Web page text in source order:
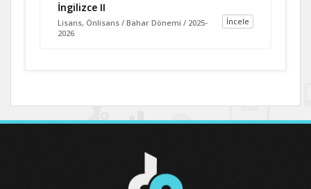
İngilizce II
İncele
Lisans, Önlisans / Bahar Dönemi / 2025-
2026